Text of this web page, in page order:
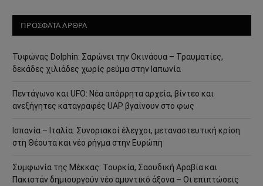
ΠΡΟΣΦΑΤΑ ΑΡΘΡΑ
Τυφώνας Dolphin: Σαρώνει την Οκινάουα – Τραυματίες,
δεκάδες χιλιάδες χωρίς ρεύμα στην Ιαπωνία
Πεντάγωνο και UFO: Νέα απόρρητα αρχεία, βίντεο και
ανεξήγητες καταγραφές UAP βγαίνουν στο φως
Ισπανία – Ιταλία: Συνοριακοί έλεγχοι, μεταναστευτική κρίση
στη Θέουτα και νέο ρήγμα στην Ευρώπη
Συμφωνία της Μέκκας: Τουρκία, Σαουδική Αραβία και
Πακιστάν δημιουργούν νέο αμυντικό άξονα – Οι επιπτώσεις